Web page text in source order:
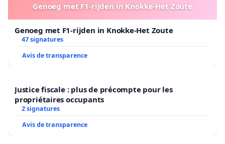
Genoeg met F1-rijden in Knokke-Het Zoute
Genoeg met F1-rijden in Knokke-Het Zoute
47 signatures
Avis de transparence
Justice fiscale : plus de précompte pour les
propriétaires occupants
2 signatures
Avis de transparence